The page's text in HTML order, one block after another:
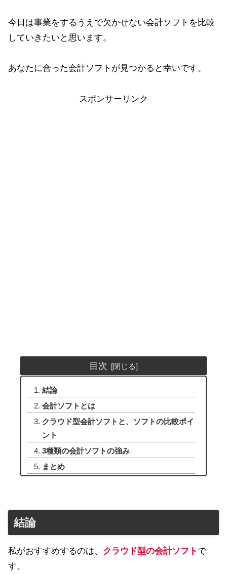
今日は事業をするうえで欠かせない会計ソフトを比較
していきたいと思います。
あなたに合った会計ソフトが見つかると幸いです。
スポンサーリンク
目次
結論
会計ソフトとは
クラウド型会計ソフトと、ソフトの比較ポイ
ント
3種類の会計ソフトの強み
まとめ
結論
私がおすすめするのは、 クラウド型の会計ソフト で
す。